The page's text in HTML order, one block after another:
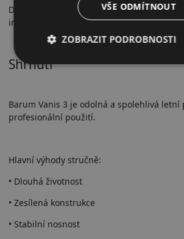
Doporučeno pro dodávky a lehká užitková
intenzivní letní používání.
Shrnutí
Barum Vanis 3 je odolná a spolehlivá
profesionální použití.
Hlavní výhody stručně:
• Dlouhá životnost
• Zesílená konstrukce
• Stabilní nosnost
VŠE ODMÍTNOUT
ZOBRAZIT PODROBNOSTI